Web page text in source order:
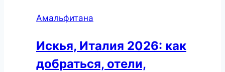
Полный
путеводитель
Амальфитана
Искья, Италия 2026: как
добраться, отели,